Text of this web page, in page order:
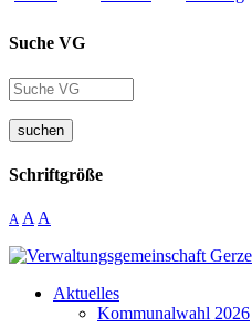
Suche VG
suchen
Schriftgröße
A A A
Aktuelles
Kommunalwahl 2026